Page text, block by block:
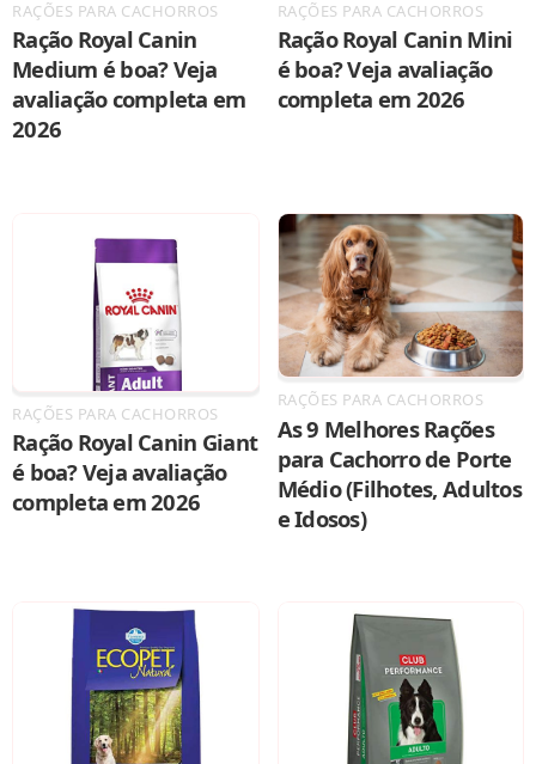
RAÇÕES PARA CACHORROS
Ração Royal Canin
Medium é boa? Veja
avaliação completa em
2026
RAÇÕES PARA CACHORROS
Ração Royal Canin Mini
é boa? Veja avaliação
completa em 2026
RAÇÕES PARA CACHORROS
Ração Royal Canin Giant
é boa? Veja avaliação
completa em 2026
RAÇÕES PARA CACHORROS
As 9 Melhores Rações
para Cachorro de Porte
Médio (Filhotes, Adultos
e Idosos)